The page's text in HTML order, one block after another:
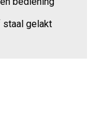
staal gelakt